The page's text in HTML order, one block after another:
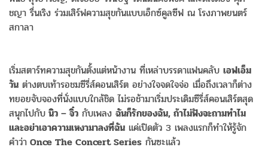
ชญา รื่นเริง ร่วมเสิร์ฟความสุขกันแบบเอ็กซ์คูลซีฟ ณ โรงภาพยนตร์
สกาลา
เริ่มสตาร์ทความสุขกันตั้งแต่หน้างาน ที่เหล่าบรรดาแฟนคลับ เอฟเอ็ม
วัน ต่างตบเท้ารอชมซีรี่ส์คอนเสิร์ต อย่างใจจดใจจ่อ เมื่อถึงเวลาก็ต่าง
ทยอยจับจองที่นั่งแบบใกล้ชิด ไม่รอช้ามาเริ่มประเดิมซีรี่ส์คอนเสิร์ตสุด
สนุกไปกับ นิว – จิ๋ว กับเพลง ฉันก็รักของฉัน, ถ้าไม่ฟังจะถามทำไม
และอย่าเอาความเหงามาลงที่ฉัน แค่เปิดตัว 3 เพลงแรกก็ทำให้รู้จัก
คำว่า Once The Concert Series กันซะแล้ว